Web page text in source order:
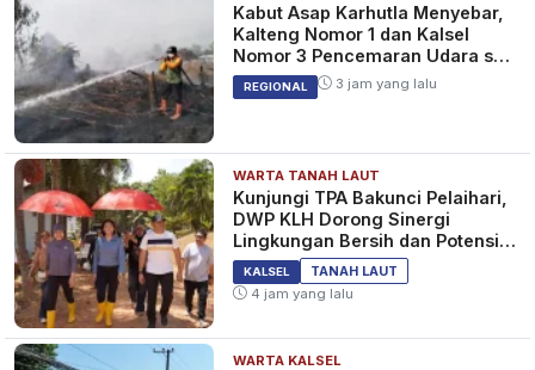
Kabut Asap Karhutla Menyebar,
Kalteng Nomor 1 dan Kalsel
Nomor 3 Pencemaran Udara se-
Indonesia
REGIONAL 3 jam yang lalu
WARTA TANAH LAUT
Kunjungi TPA Bakunci Pelaihari,
DWP KLH Dorong Sinergi
Lingkungan Bersih dan Potensi
Wisata Tanah Laut
KALSEL
TANAH LAUT
4 jam yang lalu
WARTA KALSEL